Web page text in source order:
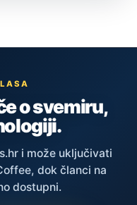
o svemiru,
i može uključivati
dok članci na
dostupni.